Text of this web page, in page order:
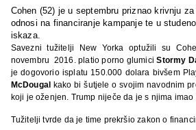
Cohen (52) je u septembru priznao krivnju
odnosi na financiranje kampanje te u
iskaza.
Savezni tužitelji New Yorka optužili su
novembru 2016. platio porno glumici Stormy
je dogovorio isplatu 150.000 dolara bivšem
McDougal kako bi šutjele o svojim navodnim
koji je oženjen. Trump niječe da je s njima imao
Tužitelji tvrde da je time prekršio zakon o